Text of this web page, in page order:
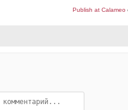
Publish at Calameo